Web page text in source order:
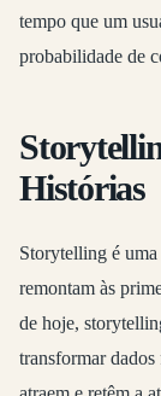
tempo que um
probabilidade de
Histórias
Storytelling é
remontam às
de hoje,
transformar